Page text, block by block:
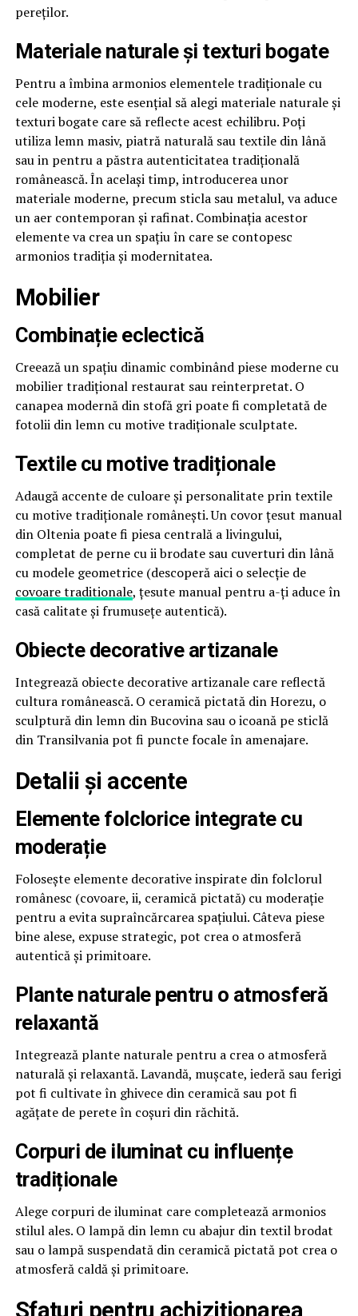
pereților.
Materiale naturale și texturi bogate
Pentru a îmbina armonios elementele tradiționale cu
cele moderne, este esențial să alegi materiale naturale și
texturi bogate care să reflecte acest echilibru. Poți
utiliza lemn masiv, piatră naturală sau textile din lână
sau in pentru a păstra autenticitatea tradițională
românească. În același timp, introducerea unor
materiale moderne, precum sticla sau metalul, va aduce
un aer contemporan și rafinat. Combinația acestor
elemente va crea un spațiu în care se contopesc
armonios tradiția și modernitatea.
Mobilier
Combinație eclectică
Creează un spațiu dinamic combinând piese moderne cu
mobilier tradițional restaurat sau reinterpretat. O
canapea modernă din stofă gri poate fi completată de
fotolii din lemn cu motive tradiționale sculptate.
Textile cu motive tradiționale
Adaugă accente de culoare și personalitate prin textile
cu motive tradiționale românești. Un covor țesut manual
din Oltenia poate fi piesa centrală a livingului,
completat de perne cu ii brodate sau cuverturi din lână
cu modele geometrice (descoperă aici o selecție de
covoare traditionale, țesute manual pentru a-ți aduce în
casă calitate și frumusețe autentică).
Obiecte decorative artizanale
Integrează obiecte decorative artizanale care reflectă
cultura românească. O ceramică pictată din Horezu, o
sculptură din lemn din Bucovina sau o icoană pe sticlă
din Transilvania pot fi puncte focale în amenajare.
Detalii și accente
Elemente folclorice integrate cu
moderație
Folosește elemente decorative inspirate din folclorul
românesc (covoare, ii, ceramică pictată) cu moderație
pentru a evita supraîncărcarea spațiului. Câteva piese
bine alese, expuse strategic, pot crea o atmosferă
autentică și primitoare.
Plante naturale pentru o atmosferă
relaxantă
Integrează plante naturale pentru a crea o atmosferă
naturală și relaxantă. Lavandă, mușcate, iederă sau ferigi
pot fi cultivate în ghivece din ceramică sau pot fi
agățate de perete în coșuri din răchită.
Corpuri de iluminat cu influențe
tradiționale
Alege corpuri de iluminat care completează armonios
stilul ales. O lampă din lemn cu abajur din textil brodat
sau o lampă suspendată din ceramică pictată pot crea o
atmosferă caldă și primitoare.